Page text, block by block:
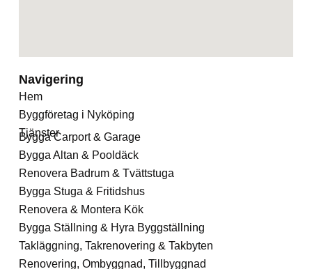
Navigering
Hem
Byggföretag i Nyköping
Tjänster
Bygga Carport & Garage
Bygga Altan & Pooldäck
Renovera Badrum & Tvättstuga
Bygga Stuga & Fritidshus
Renovera & Montera Kök
Bygga Ställning & Hyra Byggställning
Takläggning, Takrenovering & Takbyten
Renovering, Ombyggnad, Tillbyggnad